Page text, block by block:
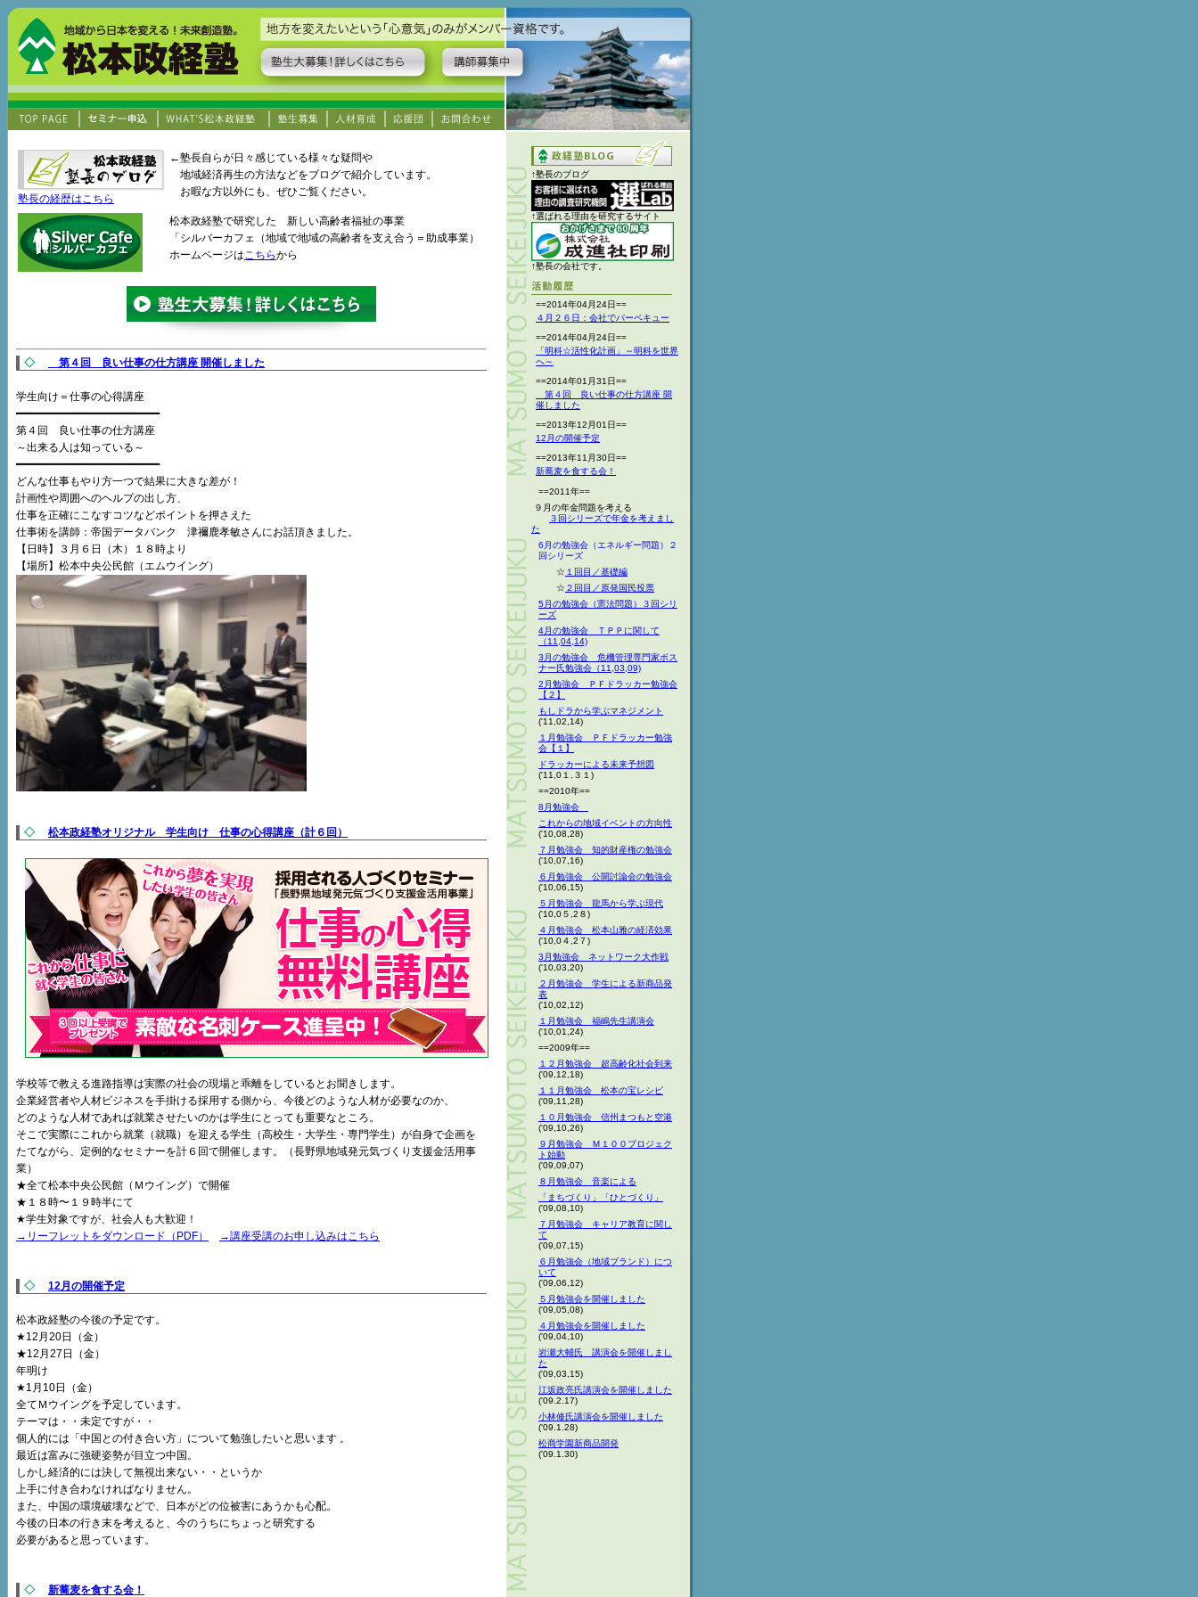
塾長の経歴はこちら
←塾長自らが日々感じている様々な疑問や
地域経済再生の方法などをブログで紹介しています。
お暇な方以外にも、ぜひご覧ください。
松本政経塾で研究した 新しい高齢者福祉の事業
「シルバーカフェ（地域で地域の高齢者を支え合う＝助成事業）
ホームページはこちらから
◇ 第４回 良い仕事の仕方講座 開催しました
学生向け＝仕事の心得講座
━━━━━━━━━━━━━━━━━━━━━━━
第４回 良い仕事の仕方講座
～出来る人は知っている～
━━━━━━━━━━━━━━━━━━━━━━━
どんな仕事もやり方一つで結果に大きな差が！
計画性や周囲へのヘルプの出し方、
仕事を正確にこなすコツなどポイントを押さえた
仕事術を講師：帝国データバンク 津禰鹿孝敏さんにお話頂きました。
【日時】３月６日（木）１８時より
【場所】松本中央公民館（エムウイング）
◇ 松本政経塾オリジナル 学生向け 仕事の心得講座（計６回）
学校等で教える進路指導は実際の社会の現場と乖離をしているとお聞きします。
企業経営者や人材ビジネスを手掛ける採用する側から、今後どのような人材が必要なのか、
どのような人材であれば就業させたいのかは学生にとっても重要なところ。
そこで実際にこれから就業（就職）を迎える学生（高校生・大学生・専門学生）が自身で企画を
たてながら、定例的なセミナーを計６回で開催します。（長野県地域発元気づくり支援金活用事
業）
★全て松本中央公民館（Ｍウイング）で開催
★１８時〜１９時半にて
★学生対象ですが、社会人も大歓迎！
→リーフレットをダウンロード（PDF）
→講座受講のお申し込みはこちら
◇ 12月の開催予定
松本政経塾の今後の予定です。
★12月20日（金）
★12月27日（金）
年明け
★1月10日（金）
全てＭウイングを予定しています。
テーマは・・未定ですが・・
個人的には「中国との付き合い方」について勉強したいと思います 。
最近は富みに強硬姿勢が目立つ中国。
しかし経済的には決して無視出来ない・・というか
上手に付き合わなければなりません。
また、中国の環境破壊などで、日本がどの位被害にあうかも心配。
今後の日本の行き末を考えると、今のうちにちょっと研究する
必要があると思っています。
◇ 新蕎麦を食する会！
↑塾長のブログ
↑選ばれる理由を研究するサイト
↑塾長の会社です。
==2014年04月24日==
４月２６日：会社でバーベキュー
==2014年04月24日==
「明科☆活性化計画」～明科を世界
へ～
==2014年01月31日==
第４回 良い仕事の仕方講座 開
催しました
==2013年12月01日==
12月の開催予定
==2013年11月30日==
新蕎麦を食する会！
==2011年==
９月の年金問題を考える
３回シリーズで年金を考えまし
た
6月の勉強会（エネルギー問題）２
回シリーズ
☆ １回目／基礎編
☆ ２回目／原発国民投票
5月の勉強会（憲法問題）３回シリ
ーズ
4月の勉強会 ＴＰＰに関して
（11,04,14)
3月の勉強会 危機管理専門家ボス
ナー氏勉強会（11,03,09)
2月勉強会 ＰＦドラッカー勉強会
【２】
もしドラから学ぶマネジメント
('11,02,14)
１月勉強会 ＰＦドラッカー勉強
会【１】
ドラッカーによる未来予想図
('11,0１,３１)
==2010年==
8月勉強会
これからの地域イベントの方向性
('10,08,28)
７月勉強会 知的財産権の勉強会
('10,07,16)
６月勉強会 公開討論会の勉強会
('10,06,15)
５月勉強会 龍馬から学ぶ現代
('10,0５,2８)
４月勉強会 松本山雅の経済効果
('10,0４,2７)
3月勉強会 ネットワーク大作戦
('10,03,20)
２月勉強会 学生による新商品発
表
('10,02,12)
１月勉強会 福嶋先生講演会
('10,01,24)
==2009年==
１２月勉強会 超高齢化社会到来
('09,12,18)
１１月勉強会 松本の宝レシピ
('09,11,28)
１０月勉強会 信州まつもと空港
('09,10,26)
９月勉強会 Ｍ１００プロジェク
ト始動
('09,09,07)
８月勉強会 音楽による
「まちづくり」「ひとづくり」
('09,08,10)
７月勉強会 キャリア教育に関し
て
('09,07,15)
６月勉強会（地域ブランド）につ
いて
('09,06,12)
５月勉強会を開催しました
('09,05,08)
４月勉強会を開催しました
('09,04,10)
岩瀬大輔氏 講演会を開催しまし
た
('09,03,15)
江坂政亮氏講演会を開催しました
('09.2.17)
小林修氏講演会を開催しました
('09.1.28)
松商学園新商品開発
('09.1.30)